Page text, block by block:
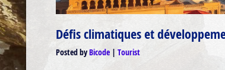
Défis climatiques et
Posted byBicode Tourist